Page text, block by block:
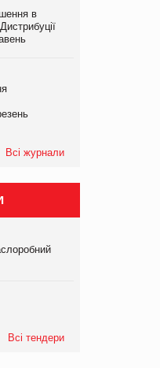
в
Всі журнали
Всі тендери